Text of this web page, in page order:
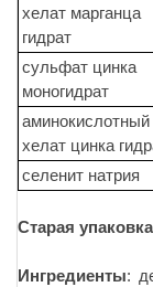
хелат марганца
гидрат
сульфат цинка
моногидрат
аминокислотный
хелат цинка
селенит натрия
Старая
Ингредиенты: